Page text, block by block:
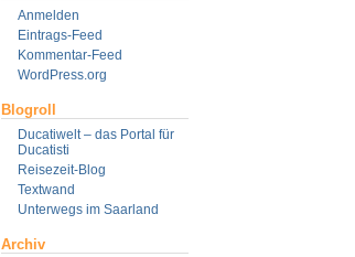
Anmelden
Eintrags-Feed
Kommentar-Feed
WordPress.org
Blogroll
Ducatiwelt – das Portal für
Ducatisti
Reisezeit-Blog
Textwand
Unterwegs im Saarland
Archiv